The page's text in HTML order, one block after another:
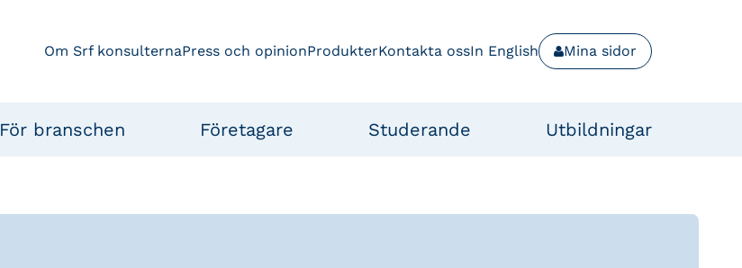
Om Srf konsulternaPress och opinionProdukterKontakta ossIn English Mina sidor
För branschen Företagare Studerande Utbildningar